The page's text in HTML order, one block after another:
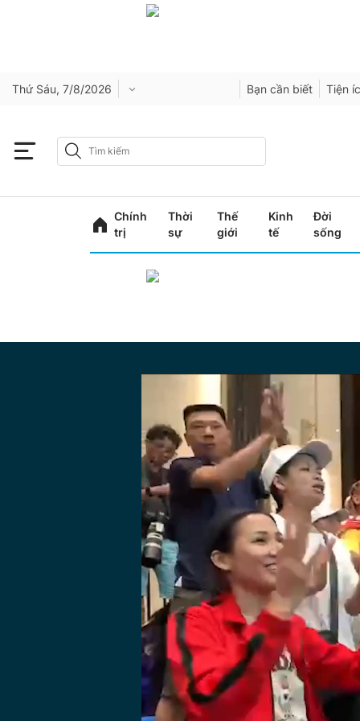
Thứ Sáu, 7/8/2026 Bạn cần biết Tiện
Chính
trị
Thời
sự
Thế
giới
Kinh
tế
Đời
sống